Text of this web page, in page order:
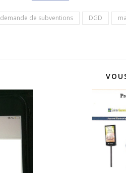
demande de subventions DGD